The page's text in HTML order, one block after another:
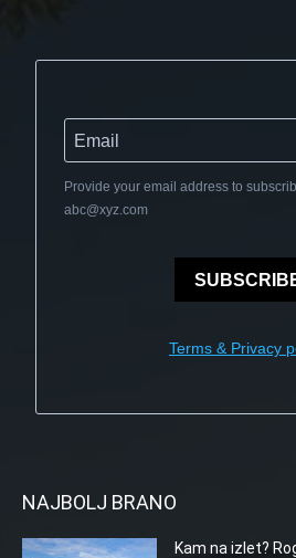
Provide your email address to
abc@xyz.com
Terms & Privacy
NAJBOLJ BRANO
Kam na izlet?